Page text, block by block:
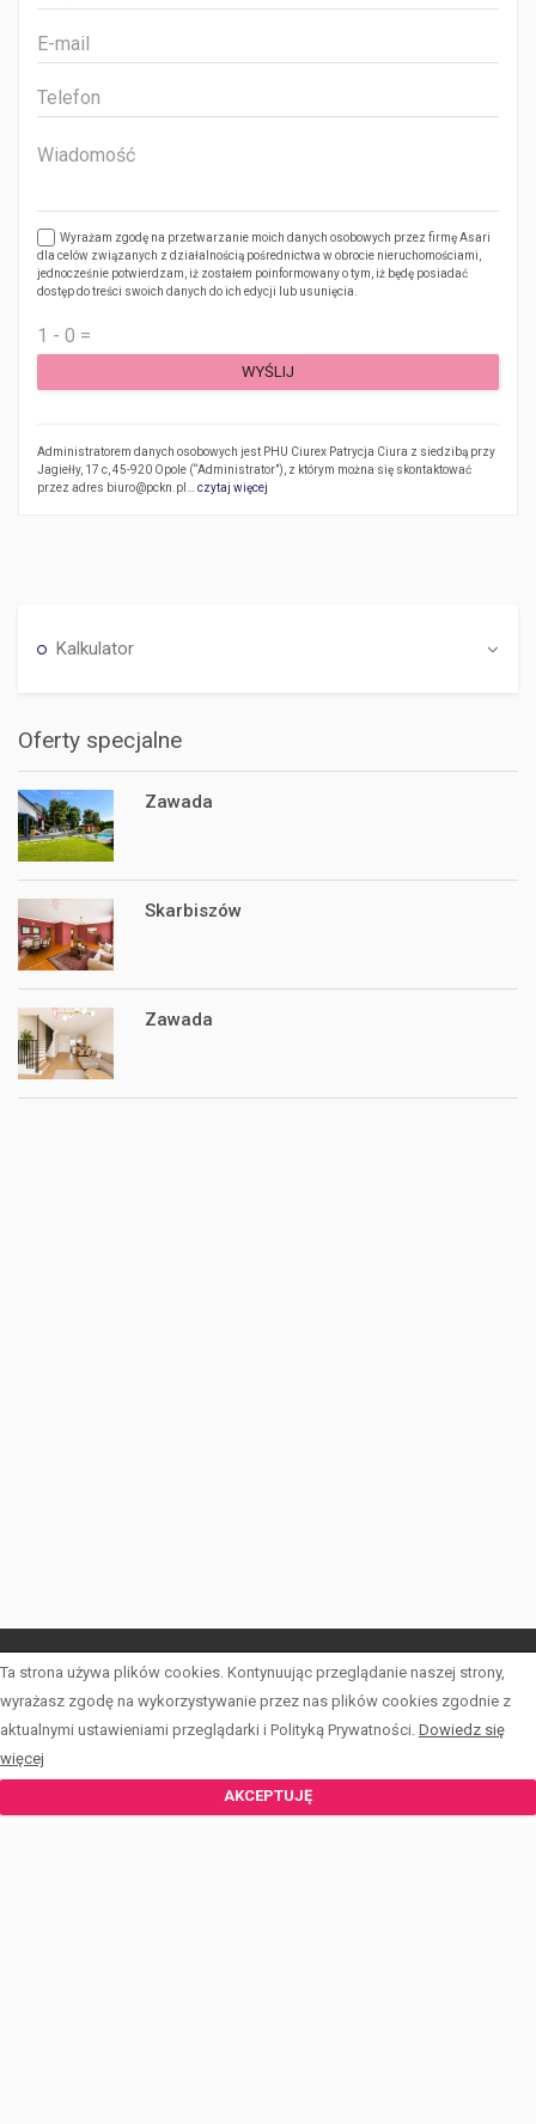
Wyrażam zgodę na przetwarzanie moich danych osobowych przez firmę Asari
dla celów związanych z działalnością pośrednictwa w obrocie nieruchomościami,
jednocześnie potwierdzam, iż zostałem poinformowany o tym, iż będę posiadać
dostęp do treści swoich danych do ich edycji lub usunięcia.
Administratorem danych osobowych jest PHU Ciurex Patrycja Ciura z siedzibą przy
Jagiełły, 17 c, 45-920 Opole (“Administrator”), z którym można się skontaktować
przez adres biuro@pckn.pl… czytaj więcej
Kalkulator
Oferty specjalne
Zawada
Skarbiszów
Zawada
LISTA OFERT
INWESTYCJE
Ta strona używa plików cookies. Kontynuując przeglądanie naszej strony,
wyrażasz zgodę na wykorzystywanie przez nas plików cookies zgodnie z
aktualnymi ustawieniami przeglądarki i Polityką Prywatności. Dowiedz się
więcej
AKCEPTUJĘ